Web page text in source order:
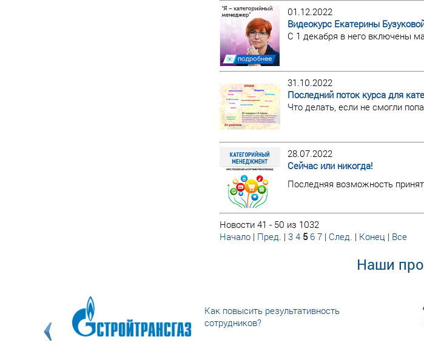
01.12.2022
Видеокурс Екатерины
С 1 декабря в него включены
31.10.2022
Последний поток курса для
Что делать, если не смогли
28.07.2022
Сейчас или никогда!
Последняя возможность
Новости 41 - 50 из 1032
Начало | Пред. | 3 4 5 6 7 | След. | Конец | Все
Наши
Как повысить результативность
сотрудников?